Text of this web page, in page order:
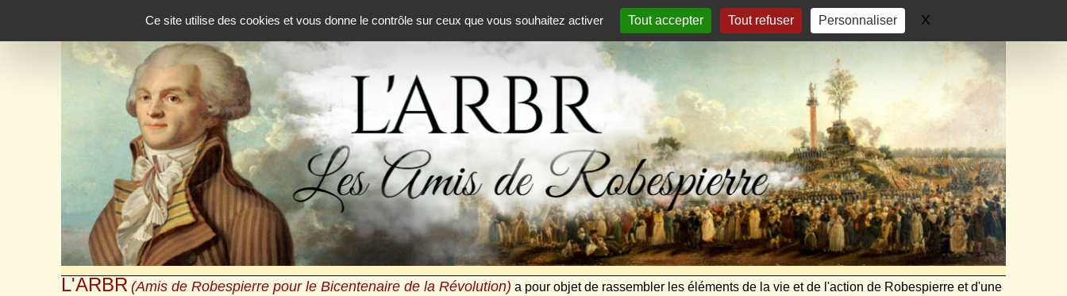
Ce site utilise des cookies et vous donne le contrôle sur ceux que vous souhaitez activer
Tout accepter Tout refuser Personnaliser X
L'ARBR (Amis de Robespierre pour le Bicentenaire de la Révolution) a pour objet de rassembler les éléments de la vie et de l'action de Robespierre et d'une